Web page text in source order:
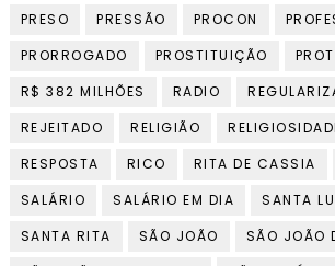
PRESO
PRESSÃO PROCON
PRORROGADO
PROSTITUIÇÃO
R$ 382 MILHÕES
RADIO
REJEITADO
RELIGIÃO
RESPOSTA
RICO RITA DE CASSIA
SALÁRIO
SALÁRIO EM DIA
SANTA
SANTA RITA
SÃO JOÃO
SÃO JOÃO